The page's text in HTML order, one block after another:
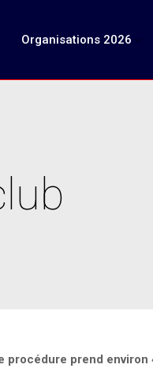
Organisations 2026
procédure prend